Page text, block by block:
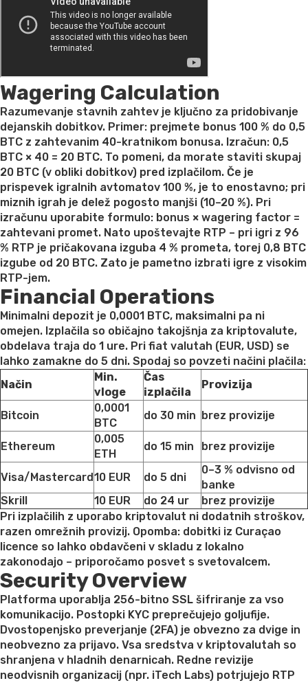
Wagering Calculation
Razumevanje stavnih zahtev je ključno za pridobivanje
dejanskih dobitkov. Primer: prejmete bonus 100 % do 0,5
BTC z zahtevanim 40-kratnikom bonusa. Izračun: 0,5
BTC × 40 = 20 BTC. To pomeni, da morate staviti skupaj
20 BTC (v obliki dobitkov) pred izplačilom. Če je
prispevek igralnih avtomatov 100 %, je to enostavno; pri
miznih igrah je delež pogosto manjši (10–20 %). Pri
izračunu uporabite formulo: bonus × wagering factor =
zahtevani promet. Nato upoštevajte RTP – pri igri z 96
% RTP je pričakovana izguba 4 % prometa, torej 0,8 BTC
izgube od 20 BTC. Zato je pametno izbrati igre z visokim
RTP-jem.
Financial Operations
Minimalni depozit je 0,0001 BTC, maksimalni pa ni
omejen. Izplačila so običajno takojšnja za kriptovalute,
obdelava traja do 1 ure. Pri fiat valutah (EUR, USD) se
lahko zamakne do 5 dni. Spodaj so povzeti načini plačila:
Način
Min.
vloge
Čas
izplačila
Provizija
Bitcoin
0,0001
BTC
do 30 min brez provizije
Ethereum
0,005
ETH
do 15 min brez provizije
Visa/Mastercard 10 EUR do 5 dni
0–3 % odvisno od
banke
Skrill
10 EUR do 24 ur
brez provizije
Pri izplačilih z uporabo kriptovalut ni dodatnih stroškov,
razen omrežnih provizij. Opomba: dobitki iz Curaçao
licence so lahko obdavčeni v skladu z lokalno
zakonodajo – priporočamo posvet s svetovalcem.
Security Overview
Platforma uporablja 256-bitno SSL šifriranje za vso
komunikacijo. Postopki KYC preprečujejo goljufije.
Dvostopenjsko preverjanje (2FA) je obvezno za dvige in
neobvezno za prijavo. Vsa sredstva v kriptovalutah so
shranjena v hladnih denarnicah. Redne revizije
neodvisnih organizacij (npr. iTech Labs) potrjujejo RTP